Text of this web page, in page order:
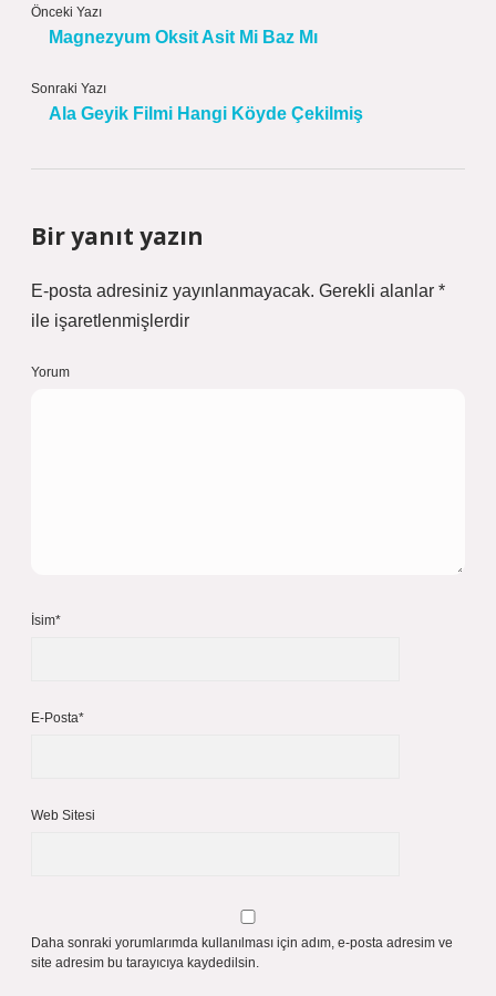
Önceki Yazı
Magnezyum Oksit Asit Mi Baz Mı
Sonraki Yazı
Ala Geyik Filmi Hangi Köyde Çekilmiş
Bir yanıt yazın
E-posta adresiniz yayınlanmayacak. Gerekli alanlar *
ile işaretlenmişlerdir
Yorum
İsim*
E-Posta*
Web Sitesi
Daha sonraki yorumlarımda kullanılması için adım, e-posta adresim ve
site adresim bu tarayıcıya kaydedilsin.